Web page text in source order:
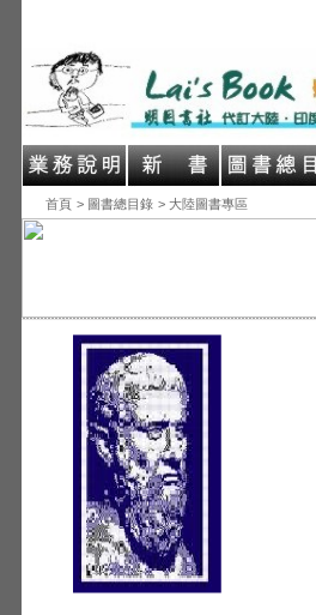
首頁 > 圖書總目錄 > 大陸圖書專區